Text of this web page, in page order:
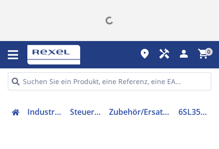
place handyman person shopping_cart0
Industriekomponenten Steuer & Regelgeräte Zubehör/Ersatzteile für Frequenzregler 6SL35550XA000AA0